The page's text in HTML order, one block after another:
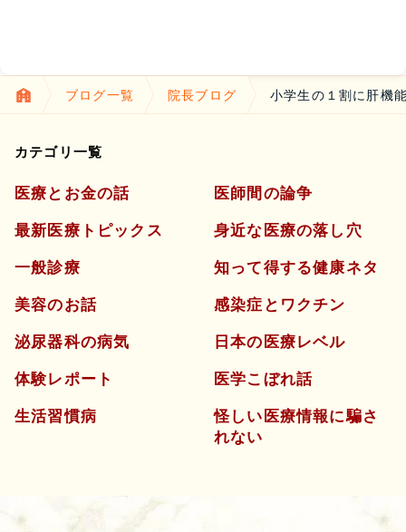
ブログ一覧 院長ブログ 小学生の１割に肝機
カテゴリ一覧
医療とお金の話
最新医療トピックス
一般診療
美容のお話
泌尿器科の病気
体験レポート
生活習慣病
医師間の論争
身近な医療の落し穴
知って得する健康ネタ
感染症とワクチン
日本の医療レベル
医学こぼれ話
怪しい医療情報に騙さ
れない